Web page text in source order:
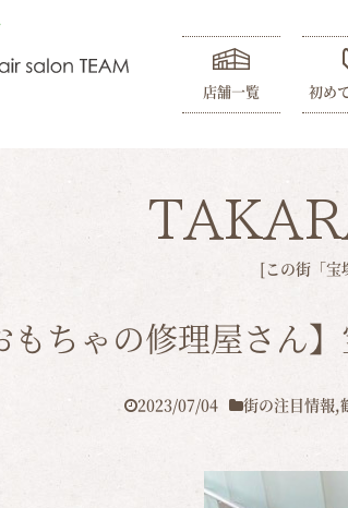
店舗一覧 初め
[この街「宝
もちゃの修理屋さん
2023/07/04 街の注目情報,